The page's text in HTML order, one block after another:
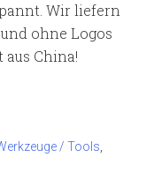
Wir liefern
ohne Logos
China!
/ Tools